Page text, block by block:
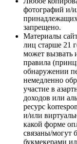
фотографий и/
принадлежащих
запрещено.
Материалы
лиц старше 21
может вызвать
правила
обнаружении
немедленно
участие в
доходов или
ресурс
и/или
какой форме
связаны/могут
букмекерами